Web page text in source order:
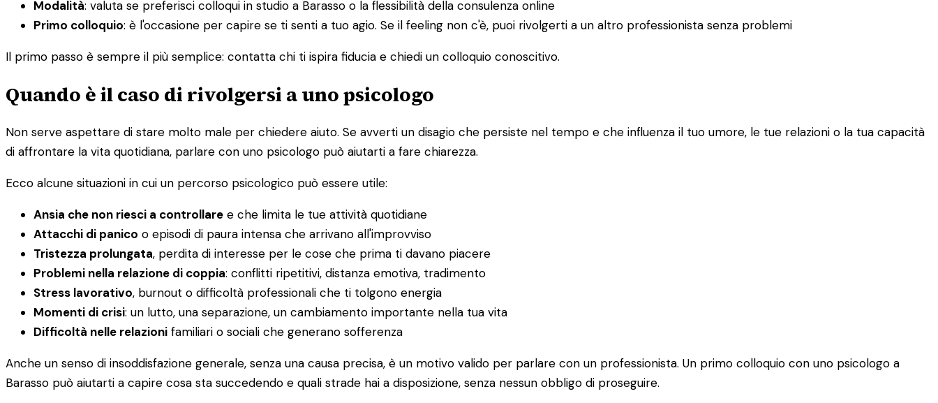
Modalità: valuta se preferisci colloqui in studio a Barasso o la flessibilità della consulenza online
Primo colloquio: è l'occasione per capire se ti senti a tuo agio. Se il feeling non c'è, puoi rivolgerti a un altro professionista senza problemi
Il primo passo è sempre il più semplice: contatta chi ti ispira fiducia e chiedi un colloquio conoscitivo.
Quando è il caso di rivolgersi a uno psicologo
Non serve aspettare di stare molto male per chiedere aiuto. Se avverti un disagio che persiste nel tempo e che influenza il tuo umore, le tue relazioni o la tua capacità
di affrontare la vita quotidiana, parlare con uno psicologo può aiutarti a fare chiarezza.
Ecco alcune situazioni in cui un percorso psicologico può essere utile:
Ansia che non riesci a controllare e che limita le tue attività quotidiane
Attacchi di panico o episodi di paura intensa che arrivano all'improvviso
Tristezza prolungata, perdita di interesse per le cose che prima ti davano piacere
Problemi nella relazione di coppia: conflitti ripetitivi, distanza emotiva, tradimento
Stress lavorativo, burnout o difficoltà professionali che ti tolgono energia
Momenti di crisi: un lutto, una separazione, un cambiamento importante nella tua vita
Difficoltà nelle relazioni familiari o sociali che generano sofferenza
Anche un senso di insoddisfazione generale, senza una causa precisa, è un motivo valido per parlare con un professionista. Un primo colloquio con uno psicologo a
Barasso può aiutarti a capire cosa sta succedendo e quali strade hai a disposizione, senza nessun obbligo di proseguire.